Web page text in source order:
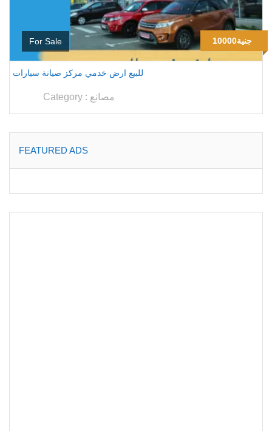
For Sale 10000جنية
للبيع ارض خدمي مركز صيانة سيارات
Category : مصانع
FEATURED ADS